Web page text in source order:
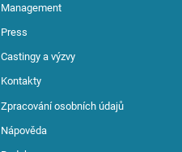
Management
Press
Castingy a výzvy
Kontakty
Zpracování osobních údajů
Nápověda